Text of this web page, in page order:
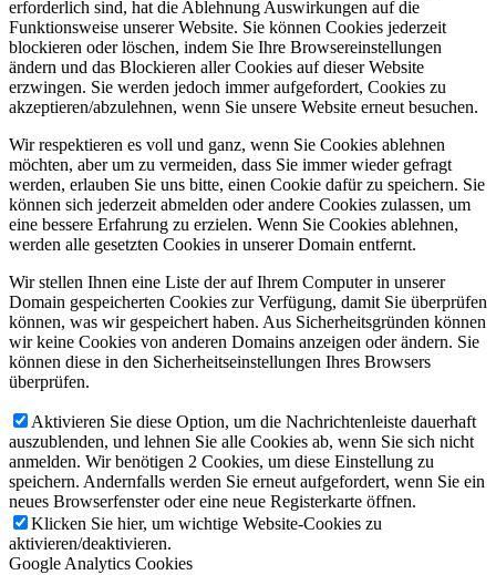
erforderlich sind, hat die Ablehnung Auswirkungen auf die
Funktionsweise unserer Website. Sie können Cookies jederzeit
blockieren oder löschen, indem Sie Ihre Browsereinstellungen
ändern und das Blockieren aller Cookies auf dieser Website
erzwingen. Sie werden jedoch immer aufgefordert, Cookies zu
akzeptieren/abzulehnen, wenn Sie unsere Website erneut besuchen.
Wir respektieren es voll und ganz, wenn Sie Cookies ablehnen
möchten, aber um zu vermeiden, dass Sie immer wieder gefragt
werden, erlauben Sie uns bitte, einen Cookie dafür zu speichern. Sie
können sich jederzeit abmelden oder andere Cookies zulassen, um
eine bessere Erfahrung zu erzielen. Wenn Sie Cookies ablehnen,
werden alle gesetzten Cookies in unserer Domain entfernt.
Wir stellen Ihnen eine Liste der auf Ihrem Computer in unserer
Domain gespeicherten Cookies zur Verfügung, damit Sie überprüfen
können, was wir gespeichert haben. Aus Sicherheitsgründen können
wir keine Cookies von anderen Domains anzeigen oder ändern. Sie
können diese in den Sicherheitseinstellungen Ihres Browsers
überprüfen.
Aktivieren Sie diese Option, um die Nachrichtenleiste dauerhaft
auszublenden, und lehnen Sie alle Cookies ab, wenn Sie sich nicht
anmelden. Wir benötigen 2 Cookies, um diese Einstellung zu
speichern. Andernfalls werden Sie erneut aufgefordert, wenn Sie ein
neues Browserfenster oder eine neue Registerkarte öffnen.
Klicken Sie hier, um wichtige Website-Cookies zu
aktivieren/deaktivieren.
Google Analytics Cookies